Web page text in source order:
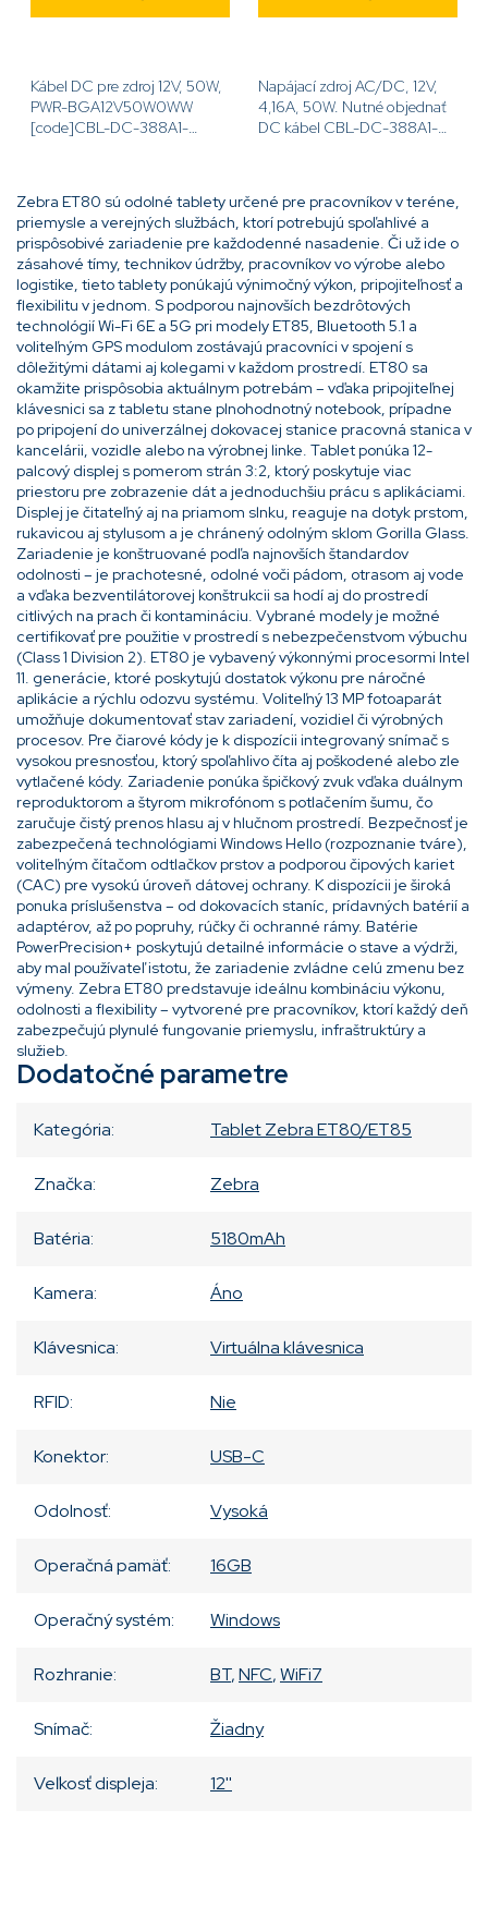
Kábel DC pre zdroj 12V, 50W,
PWR-BGA12V50W0WW
[code]CBL-DC-388A1-
Napájací zdroj AC/DC, 12V,
4,16A, 50W. Nutné objednať
DC kábel CBL-DC-388A1-
Zebra ET80 sú odolné tablety určené pre pracovníkov v teréne,
priemysle a verejných službách, ktorí potrebujú spoľahlivé a
prispôsobivé zariadenie pre každodenné nasadenie. Či už ide o
zásahové tímy, technikov údržby, pracovníkov vo výrobe alebo
logistike, tieto tablety ponúkajú výnimočný výkon, pripojiteľnosť a
flexibilitu v jednom. S podporou najnovších bezdrôtových
technológií Wi-Fi 6E a 5G pri modely ET85, Bluetooth 5.1 a
voliteľným GPS modulom zostávajú pracovníci v spojení s
dôležitými dátami aj kolegami v každom prostredí. ET80 sa
okamžite prispôsobia aktuálnym potrebám – vďaka pripojiteľnej
klávesnici sa z tabletu stane plnohodnotný notebook, prípadne
po pripojení do univerzálnej dokovacej stanice pracovná stanica v
kancelárii, vozidle alebo na výrobnej linke. Tablet ponúka 12-
palcový displej s pomerom strán 3:2, ktorý poskytuje viac
priestoru pre zobrazenie dát a jednoduchšiu prácu s aplikáciami.
Displej je čitateľný aj na priamom slnku, reaguje na dotyk prstom,
rukavicou aj stylusom a je chránený odolným sklom Gorilla Glass.
Zariadenie je konštruované podľa najnovších štandardov
odolnosti – je prachotesné, odolné voči pádom, otrasom aj vode
a vďaka bezventilátorovej konštrukcii sa hodí aj do prostredí
citlivých na prach či kontamináciu. Vybrané modely je možné
certifikovať pre použitie v prostredí s nebezpečenstvom výbuchu
(Class 1 Division 2). ET80 je vybavený výkonnými procesormi Intel
11. generácie, ktoré poskytujú dostatok výkonu pre náročné
aplikácie a rýchlu odozvu systému. Voliteľný 13 MP fotoaparát
umožňuje dokumentovať stav zariadení, vozidiel či výrobných
procesov. Pre čiarové kódy je k dispozícii integrovaný snímač s
vysokou presnosťou, ktorý spoľahlivo číta aj poškodené alebo zle
vytlačené kódy. Zariadenie ponúka špičkový zvuk vďaka duálnym
reproduktorom a štyrom mikrofónom s potlačením šumu, čo
zaručuje čistý prenos hlasu aj v hlučnom prostredí. Bezpečnosť je
zabezpečená technológiami Windows Hello (rozpoznanie tváre),
voliteľným čítačom odtlačkov prstov a podporou čipových kariet
(CAC) pre vysokú úroveň dátovej ochrany. K dispozícii je široká
ponuka príslušenstva – od dokovacích staníc, prídavných batérií a
adaptérov, až po popruhy, rúčky či ochranné rámy. Batérie
PowerPrecision+ poskytujú detailné informácie o stave a výdrži,
aby mal používateľ istotu, že zariadenie zvládne celú zmenu bez
výmeny. Zebra ET80 predstavuje ideálnu kombináciu výkonu,
odolnosti a flexibility – vytvorené pre pracovníkov, ktorí každý deň
zabezpečujú plynulé fungovanie priemyslu, infraštruktúry a
služieb.
Dodatočné parametre
Kategória: Tablet Zebra ET80/ET85
Značka: Zebra
Batéria: 5180mAh
Kamera: Áno
Klávesnica: Virtuálna klávesnica
RFID: Nie
Konektor: USB-C
Odolnosť: Vysoká
Operačná pamäť: 16GB
Operačný systém: Windows
Rozhranie: BT,NFC,WiFi7
Snímač: Žiadny
Veľkosť displeja: 12''